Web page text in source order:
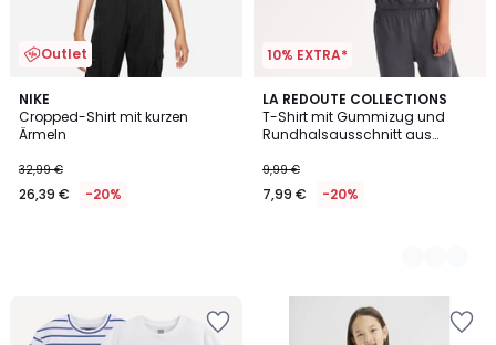
Outlet
NIKE
Cropped-Shirt mit kurzen
Ärmeln
32,99 €
26,39 € -20%
10% EXTRA*
LA REDOUTE COLLECTIONS
T-Shirt mit Gummizug und
Rundhalsausschnitt aus
9,99 €
7,99 € -20%
3
Farben